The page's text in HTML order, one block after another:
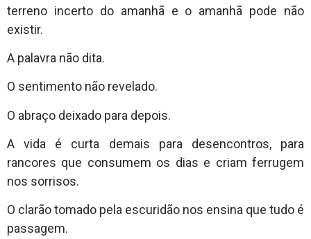
terreno incerto do amanhã e o amanhã pode não
existir.
A palavra não dita.
O sentimento não revelado.
O abraço deixado para depois.
A vida é curta demais para desencontros, para
rancores que consumem os dias e criam ferrugem
nos sorrisos.
O clarão tomado pela escuridão nos ensina que tudo é
passagem.